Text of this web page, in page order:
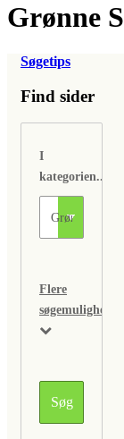
Grønne
Søgetips
Find sider
I
kategorien...
Flere
søgemuligheder